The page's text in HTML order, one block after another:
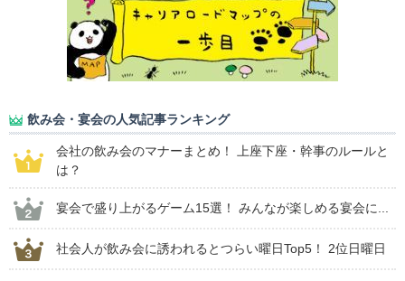
飲み会・宴会の人気記事ランキング
会社の飲み会のマナーまとめ！ 上座下座・幹事のルールと
は？
宴会で盛り上がるゲーム15選！ みんなが楽しめる宴会に...
社会人が飲み会に誘われるとつらい曜日Top5！ 2位日曜日